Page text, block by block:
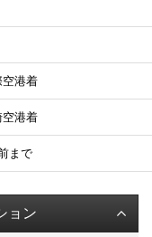
港着
港着
まで
ョン